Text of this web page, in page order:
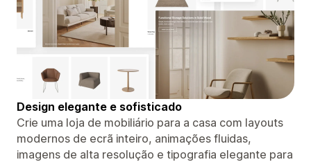
Design elegante e sofisticado
Crie uma loja de mobiliário para a casa com layouts
modernos de ecrã inteiro, animações fluidas,
imagens de alta resolução e tipografia elegante para